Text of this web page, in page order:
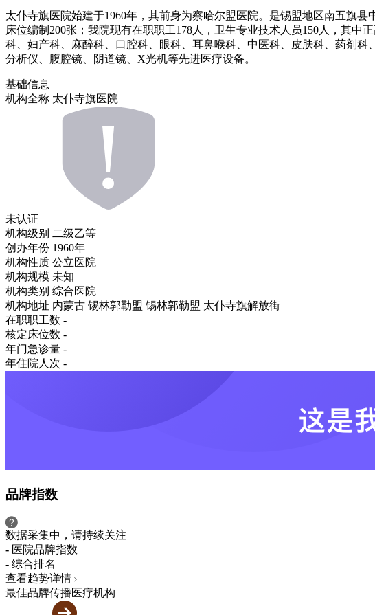
太仆寺旗医院始建于1960年，其前身为察哈尔盟医院。是锡盟地区南五旗
床位编制200张；我院现有在职职工178人，卫生专业技术人员150人，其
科、妇产科、麻醉科、口腔科、眼科、耳鼻喉科、中医科、皮肤科、药剂
分析仪、腹腔镜、阴道镜、X光机等先进医疗设备。
基础信息
机构全称 太仆寺旗医院
未认证
机构级别 二级乙等
创办年份 1960年
机构性质 公立医院
机构规模 未知
机构类别 综合医院
机构地址 内蒙古 锡林郭勒盟 锡林郭勒盟 太仆寺旗解放街
在职职工数 -
核定床位数 -
年门急诊量 -
年住院人次 -
品牌指数
数据采集中，请持续关注
- 医院品牌指数
- 综合排名
查看趋势详情
最佳品牌传播医疗机构